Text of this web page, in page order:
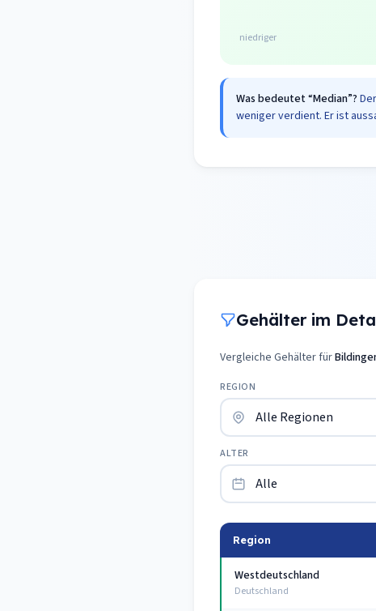
niedriger
Was bedeutet “Median”?
weniger verdient. Er ist
Gehälter im
Vergleiche Gehälter für
REGION
ALTER
Region
Westdeutschland
Deutschland